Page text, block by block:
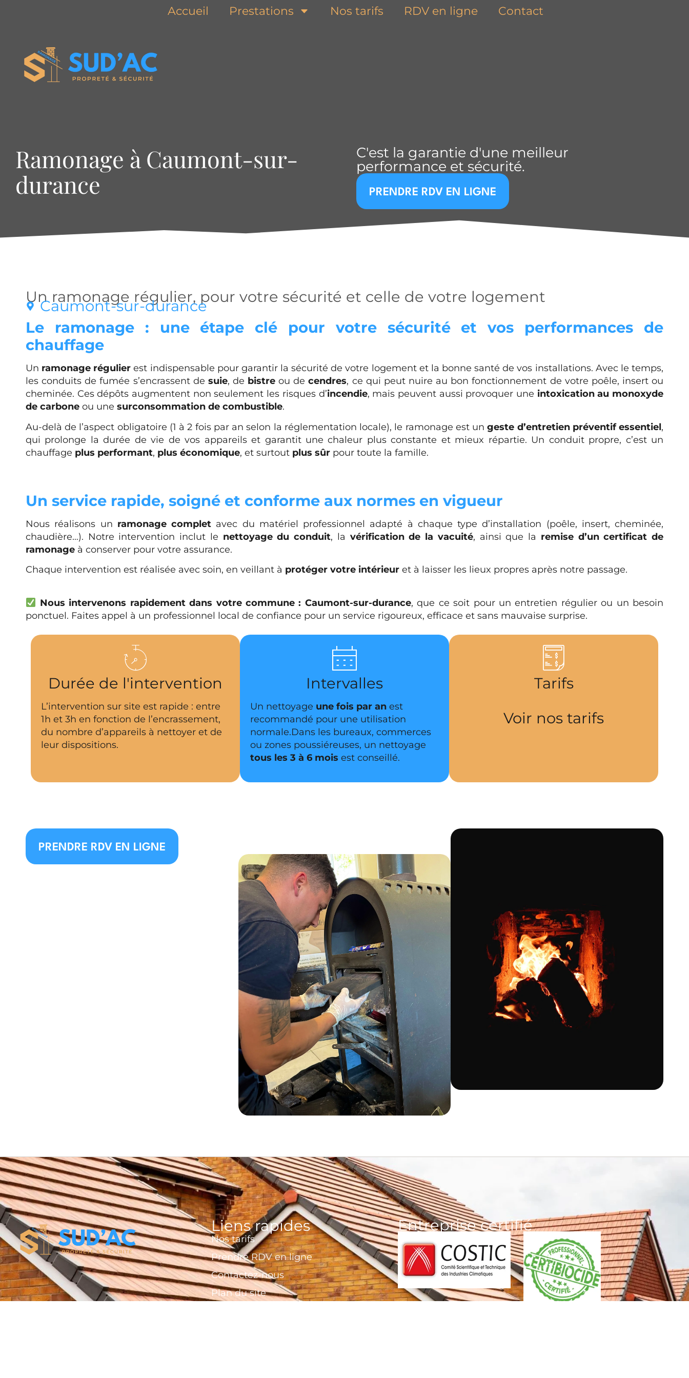
Accueil Prestations Nos tarifs RDV en ligne Contact
Ramonage à Caumont-sur-
durance
C'est la garantie d'une meilleur
performance et sécurité.
PRENDRE RDV EN LIGNE
Un ramonage régulier, pour votre sécurité et celle de votre logement
Caumont-sur-durance
Le ramonage : une étape clé pour votre sécurité et vos performances de
chauffage
Un ramonage régulier est indispensable pour garantir la sécurité de votre logement et la bonne santé de vos installations. Avec le temps,
les conduits de fumée s’encrassent de suie, de bistre ou decendres, ce qui peut nuire au bon fonctionnement de votre poêle, insert ou
cheminée. Ces dépôts augmentent non seulement les risques d’incendie, mais peuvent aussi provoquer une intoxication au monoxyde
de carbone ou une surconsommation de combustible.
Au-delà de l’aspect obligatoire (1 à 2 fois par an selon la réglementation locale), le ramonage est ungeste d’entretien préventif essentiel,
qui prolonge la durée de vie de vos appareils et garantit une chaleur plus constante et mieux répartie. Un conduit propre, c’est un
chauffage plus performant, plus économique, et surtout plus sûr pour toute la famille.
Un service rapide, soigné et conforme aux normes en vigueur
Nous réalisons un ramonage complet avec du matériel professionnel adapté à chaque type d’installation (poêle, insert, cheminée,
chaudière…). Notre intervention inclut le nettoyage du conduit, la vérification de la vacuité, ainsi que la remise d’un certificat de
ramonage à conserver pour votre assurance.
Chaque intervention est réalisée avec soin, en veillant à protéger votre intérieur et à laisser les lieux propres après notre passage.
Nous intervenons rapidement dans votre commune : Caumont-sur-durance, que ce soit pour un entretien régulier ou un besoin
ponctuel. Faites appel à un professionnel local de confiance pour un service rigoureux, efficace et sans mauvaise surprise.
Durée de l'intervention
L’intervention sur site est rapide : entre
1h et 3h en fonction de l’encrassement,
du nombre d’appareils à nettoyer et de
leur dispositions.
Intervalles
Un nettoyage une fois par an est
recommandé pour une utilisation
normale.Dans les bureaux, commerces
ou zones poussiéreuses, un nettoyage
tous les 3 à 6 mois est conseillé.
Tarifs
Voir nos tarifs
PRENDRE RDV EN LIGNE
Liens rapides
Nos tarifs
Prendre RDV en ligne
Contactez-nous
Plan du site
Entreprise certifié